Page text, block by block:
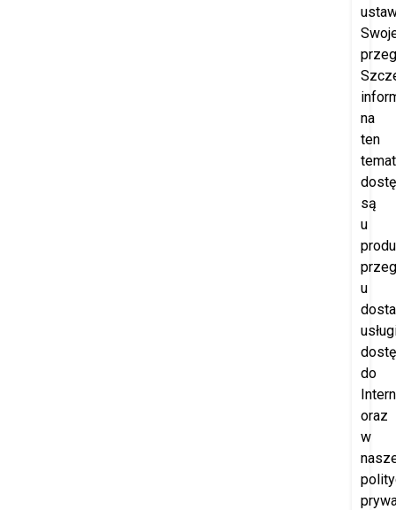
na
ten
temat
są
u
u
do
oraz
w